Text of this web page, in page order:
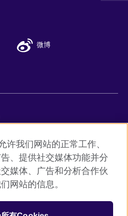
微博
号-8
号
许我们网站的正常工作、
、提供社交媒体功能并分
媒体、广告和分析合作伙
网站的信息。